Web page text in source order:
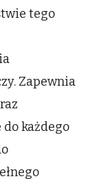
tego
Zapewnia
każdego